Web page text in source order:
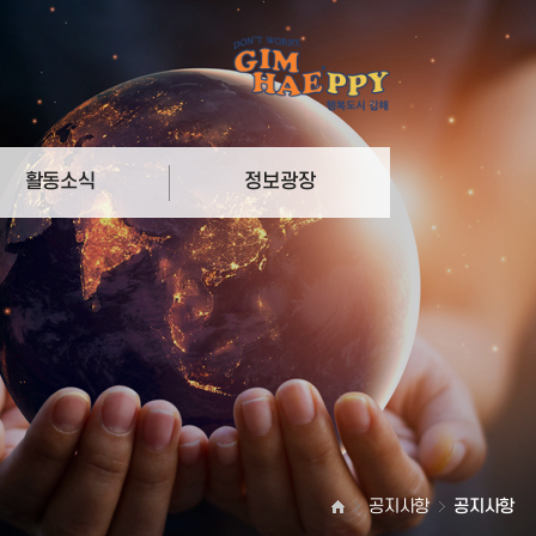
활동소식 정보광장
참여마당
자료실
공지사항 공지사항